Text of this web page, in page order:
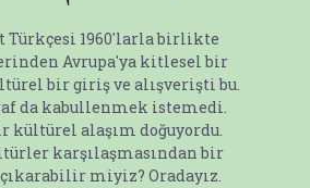
Türkçesi 1960'larla birlikte
Avrupa'ya kitlesel bir
bir giriş ve alışverişti bu.
da kabullenmek istemedi.
kültürel alaşım doğuyordu.
karşılaşmasından bir
miyiz? Oradayız.